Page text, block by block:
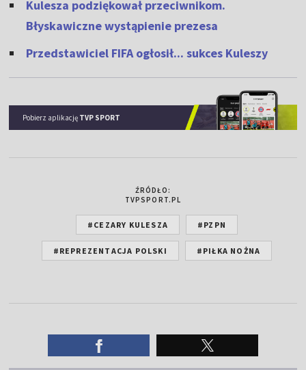
Kulesza podziękował przeciwnikom.
Błyskawiczne wystąpienie prezesa
Przedstawiciel FIFA ogłosił... sukces Kuleszy
Pobierz aplikację TVP SPORT
ŹRÓDŁO:
TVPSPORT.PL
#CEZARY KULESZA #PZPN
#REPREZENTACJA POLSKI #PIŁKA NOŻNA